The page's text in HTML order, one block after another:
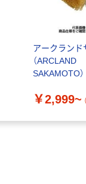
アークランド
（ARCLAND
SAKAMOTO）
￥2,999~